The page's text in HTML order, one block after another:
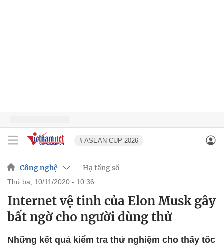
# ASEAN CUP 2026
Công nghệ Hạ tầng số
thứ ba, 10/11/2020 - 10:36
Internet vệ tinh của Elon Musk gây
bất ngờ cho người dùng thử
Những kết quả kiểm tra thử nghiệm cho thấy tốc